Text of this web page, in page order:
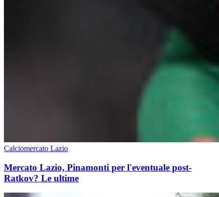
Calciomercato Lazio
Mercato Lazio, Pinamonti per l'eventuale post-
Ratkov? Le ultime